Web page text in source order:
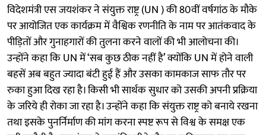
विदेशमंत्री एस जयशंकर ने संयुक्त राष्ट्र (UN ) की 80वीं वर्षगांठ के मौके
पर आयोजित एक कार्यक्रम में वैश्विक रणनीति के नाम पर आतंकवाद के
पीड़ितों और गुनाहगारों की तुलना करने वालों की भी आलोचना की।
उन्होंने कहा कि UN में ‘सब कुछ ठीक नहीं है’ क्योंकि UN में होने वाली
बहसें अब बहुत ज्यादा बंटी हुई हैं और उसका कामकाज साफ तौर पर
रुका हुआ दिख रहा है। किसी भी सार्थक सुधार को उसकी अपनी प्रक्रिया
के जरिये ही रोका जा रहा है। उन्होंने कहा कि संयुक्त राष्ट्र को बनाये रखना
तथा इसके पुनर्निर्माण की मांग करना स्पष्ट रूप से विश्व के समक्ष एक